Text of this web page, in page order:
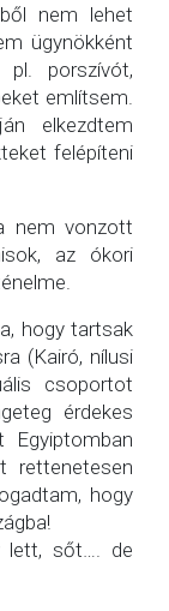
nem lehet
ügynökként
pl. porszívót,
említsem.
elkezdtem
felépíteni
nem vonzott
az ókori
hogy tartsak
(Kairó, nílusi
csoportot
érdekes
rettenetesen
hogy
lett, sőt…. de